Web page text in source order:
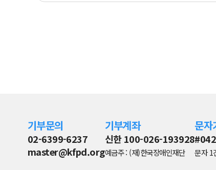
기부문의
02-6399-6237
master@kfpd.org
기부계좌
신한 100-026-193928
예금주 : (재)한국장애인재단
문자
문자 1